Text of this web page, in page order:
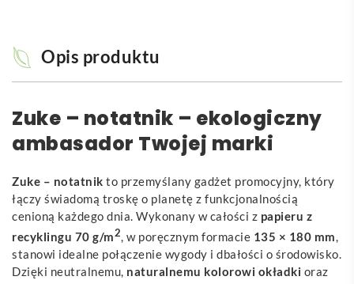
Opis produktu
Zuke – notatnik – ekologiczny
ambasador Twojej marki
Zuke – notatnik to przemyślany gadżet promocyjny, który
łączy świadomą troskę o planetę z funkcjonalnością
cenioną każdego dnia. Wykonany w całości z papieru z
recyklingu 70 g/m2, w poręcznym formacie 135 × 180 mm,
stanowi idealne połączenie wygody i dbałości o środowisko.
Dzięki neutralnemu, naturalnemu kolorowi okładki oraz